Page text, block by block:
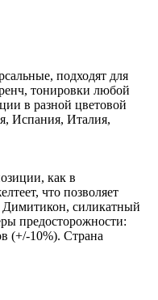
подходят для
тонировки любой
в разной цветовой
Испания, Италия,
как в
что позволяет
Димитикон, силикатный
предосторожности:
(+/-10%). Страна